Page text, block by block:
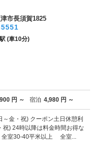
市長須賀1825
(車10分)
円 ～ 宿泊 4,980 円 ～
金・祝) クーポン土日休憩利
) 24時以降は料金時間お得な
全室30-40平米以上 全室...